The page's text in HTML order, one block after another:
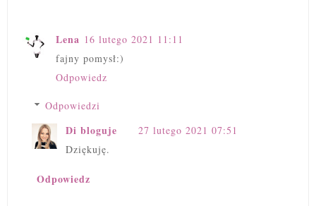
Lena 16 lutego 2021 11:11
fajny pomysł:)
Odpowiedz
Odpowiedzi
Di bloguje
27 lutego 2021 07:51
Dziękuję.
Odpowiedz